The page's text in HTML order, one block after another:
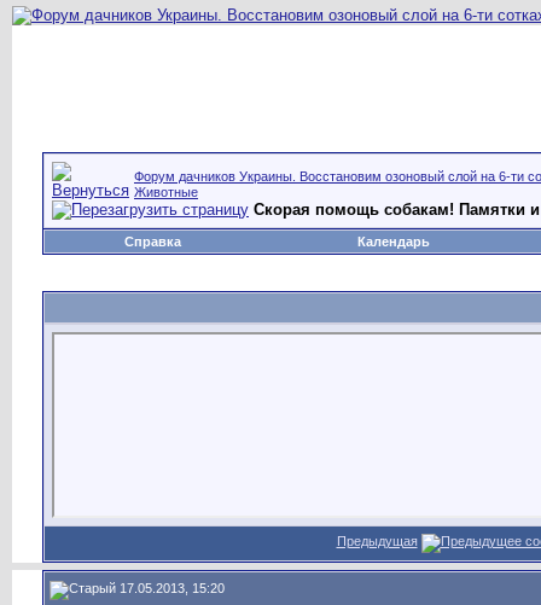
Форум дачников Украины. Восстановим озоновый слой на 6-ти
Животные
Скорая помощь собакам! Памятки
Справка Календарь
Предыдущая
17.05.2013, 15:20